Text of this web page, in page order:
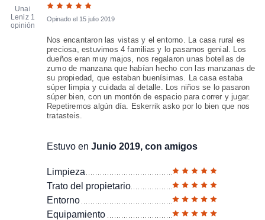
Unai
Leniz 1
opinión
Opinado el 15 julio 2019
Nos encantaron las vistas y el entorno. La casa rural es
preciosa, estuvimos 4 familias y lo pasamos genial. Los
dueños eran muy majos, nos regalaron unas botellas de
zumo de manzana que habían hecho con las manzanas de
su propiedad, que estaban buenísimas. La casa estaba
súper limpia y cuidada al detalle. Los niños se lo pasaron
súper bien, con un montón de espacio para correr y jugar.
Repetiremos algún día. Eskerrik asko por lo bien que nos
tratasteis.
Estuvo en Junio 2019, con amigos
Limpieza
Trato del propietario
Entorno
Equipamiento